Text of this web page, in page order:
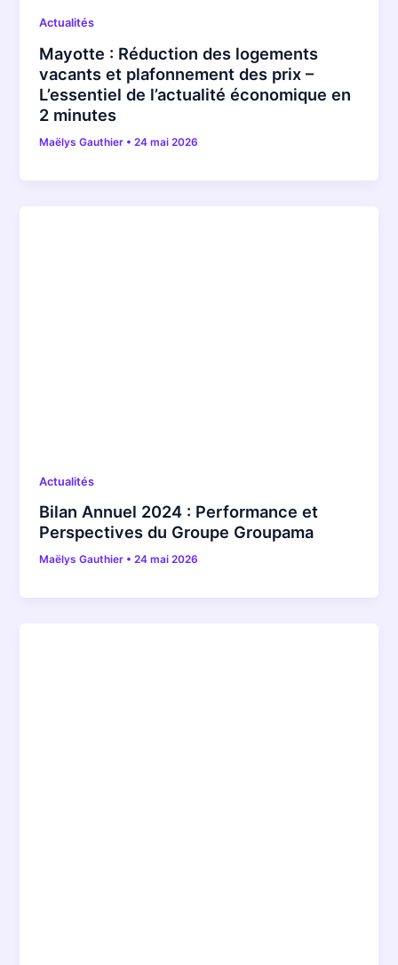
Actualités
Mayotte : Réduction des logements
vacants et plafonnement des prix –
L’essentiel de l’actualité économique en
2 minutes
Maëlys Gauthier •24 mai 2026
Actualités
Bilan Annuel 2024 : Performance et
Perspectives du Groupe Groupama
Maëlys Gauthier •24 mai 2026